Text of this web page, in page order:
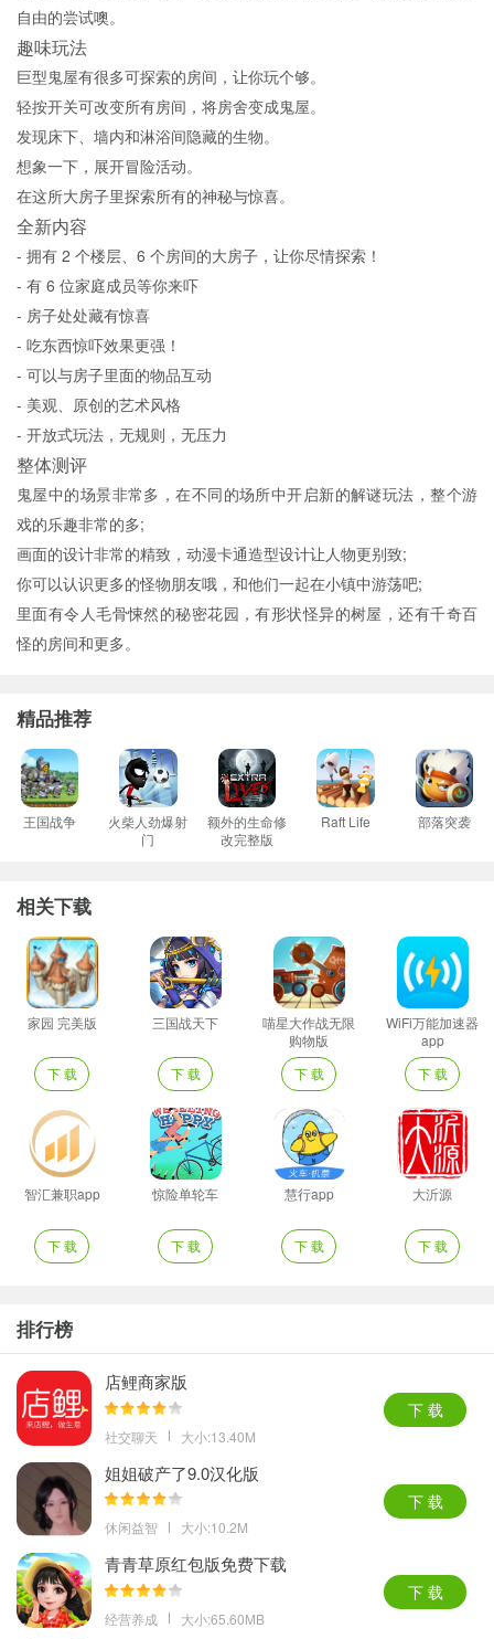
自由的尝试噢。
趣味玩法
巨型鬼屋有很多可探索的房间，让你玩个够。
轻按开关可改变所有房间，将房舍变成鬼屋。
发现床下、墙内和淋浴间隐藏的生物。
想象一下，展开冒险活动。
在这所大房子里探索所有的神秘与惊喜。
全新内容
- 拥有 2 个楼层、6 个房间的大房子，让你尽情探索！
- 有 6 位家庭成员等你来吓
- 房子处处藏有惊喜
- 吃东西惊吓效果更强！
- 可以与房子里面的物品互动
- 美观、原创的艺术风格
- 开放式玩法，无规则，无压力
整体测评
鬼屋中的场景非常多，在不同的场所中开启新的解谜玩法，整个游
戏的乐趣非常的多;
画面的设计非常的精致，动漫卡通造型设计让人物更别致;
你可以认识更多的怪物朋友哦，和他们一起在小镇中游荡吧;
里面有令人毛骨悚然的秘密花园，有形状怪异的树屋，还有千奇百
怪的房间和更多。
精品推荐
王国战争
火柴人劲爆射
门
额外的生命修
改完整版
Raft Life 部落突袭
相关下载
家园 完美版
下 载
三国战天下
下 载
喵星大作战无限
购物版
下 载
WiFi万能加速器
app
下 载
智汇兼职app
下 载
惊险单轮车
下 载
慧行app
下 载
大沂源
下 载
排行榜
店鲤商家版
社交聊天 大小:13.40M
下 载
姐姐破产了9.0汉化版
休闲益智 大小:10.2M
下 载
青青草原红包版免费下载
经营养成 大小:65.60MB
下 载